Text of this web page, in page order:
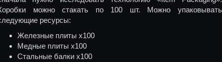
можно стакать по 100 шт. Можно упаковывать
ресурсы:
Железные плиты х100
Медные плиты х100
Стальные балки х100